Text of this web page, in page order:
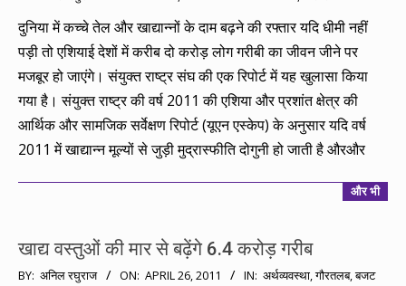
05-
06
दुनिया में कच्चे तेल और खाद्यान्नों के दाम बढ़ने की रफ्तार यदि धीमी नहीं
पड़ी तो एशियाई देशों में करीब दो करोड़ लोग गरीबी का जीवन जीने पर
मजबूर हो जाएंगे। संयुक्त राष्ट्र संघ की एक रिपोर्ट में यह खुलासा किया
गया है। संयुक्त राष्ट्र की वर्ष 2011 की एशिया और प्रशांत क्षेत्र की
आर्थिक और सामजिक सर्वेक्षण रिपोर्ट (यूएन एस्केप) के अनुसार यदि वर्ष
2011 में खाद्यान्न मूल्यों से जुड़ी मुद्रास्फीति दोगुनी हो जाती है औरऔर
और भी
खाद्य वस्तुओं की मार से बढ़ेंगे 6.4 करोड़ गरीब
2011-
BY: अनिल रघुराज ON: APRIL 26, 2011 IN: अर्थव्यवस्था,गौरतलब,बजट